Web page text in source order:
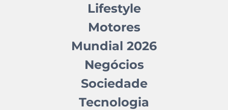
Lifestyle
Motores
Mundial 2026
Negócios
Sociedade
Tecnologia